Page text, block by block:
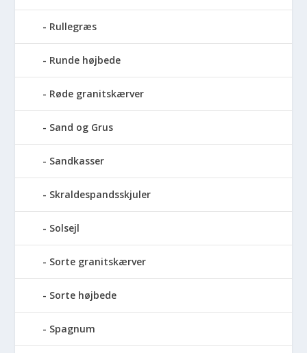
Rullegræs
Runde højbede
Røde granitskærver
Sand og Grus
Sandkasser
Skraldespandsskjuler
Solsejl
Sorte granitskærver
Sorte højbede
Spagnum